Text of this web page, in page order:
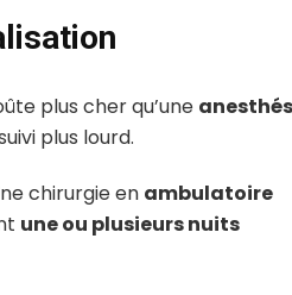
plus cher qu’une
plus lourd.
chirurgie en ambulatoire
une ou plusieurs nuits